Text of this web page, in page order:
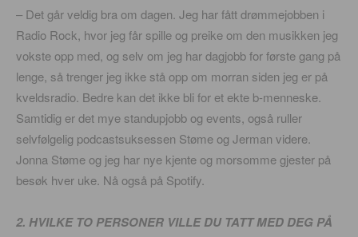
– Det går veldig bra om dagen. Jeg har fått drømmejobben i
Radio Rock, hvor jeg får spille og preike om den musikken jeg
vokste opp med, og selv om jeg har dagjobb for første gang på
lenge, så trenger jeg ikke stå opp om morran siden jeg er på
kveldsradio. Bedre kan det ikke bli for et ekte b-menneske.
Samtidig er det mye standupjobb og events, også ruller
selvfølgelig podcastsuksessen Støme og Jerman videre.
Jonna Støme og jeg har nye kjente og morsomme gjester på
besøk hver uke. Nå også på Spotify.
2. HVILKE TO PERSONER VILLE DU TATT MED DEG PÅ